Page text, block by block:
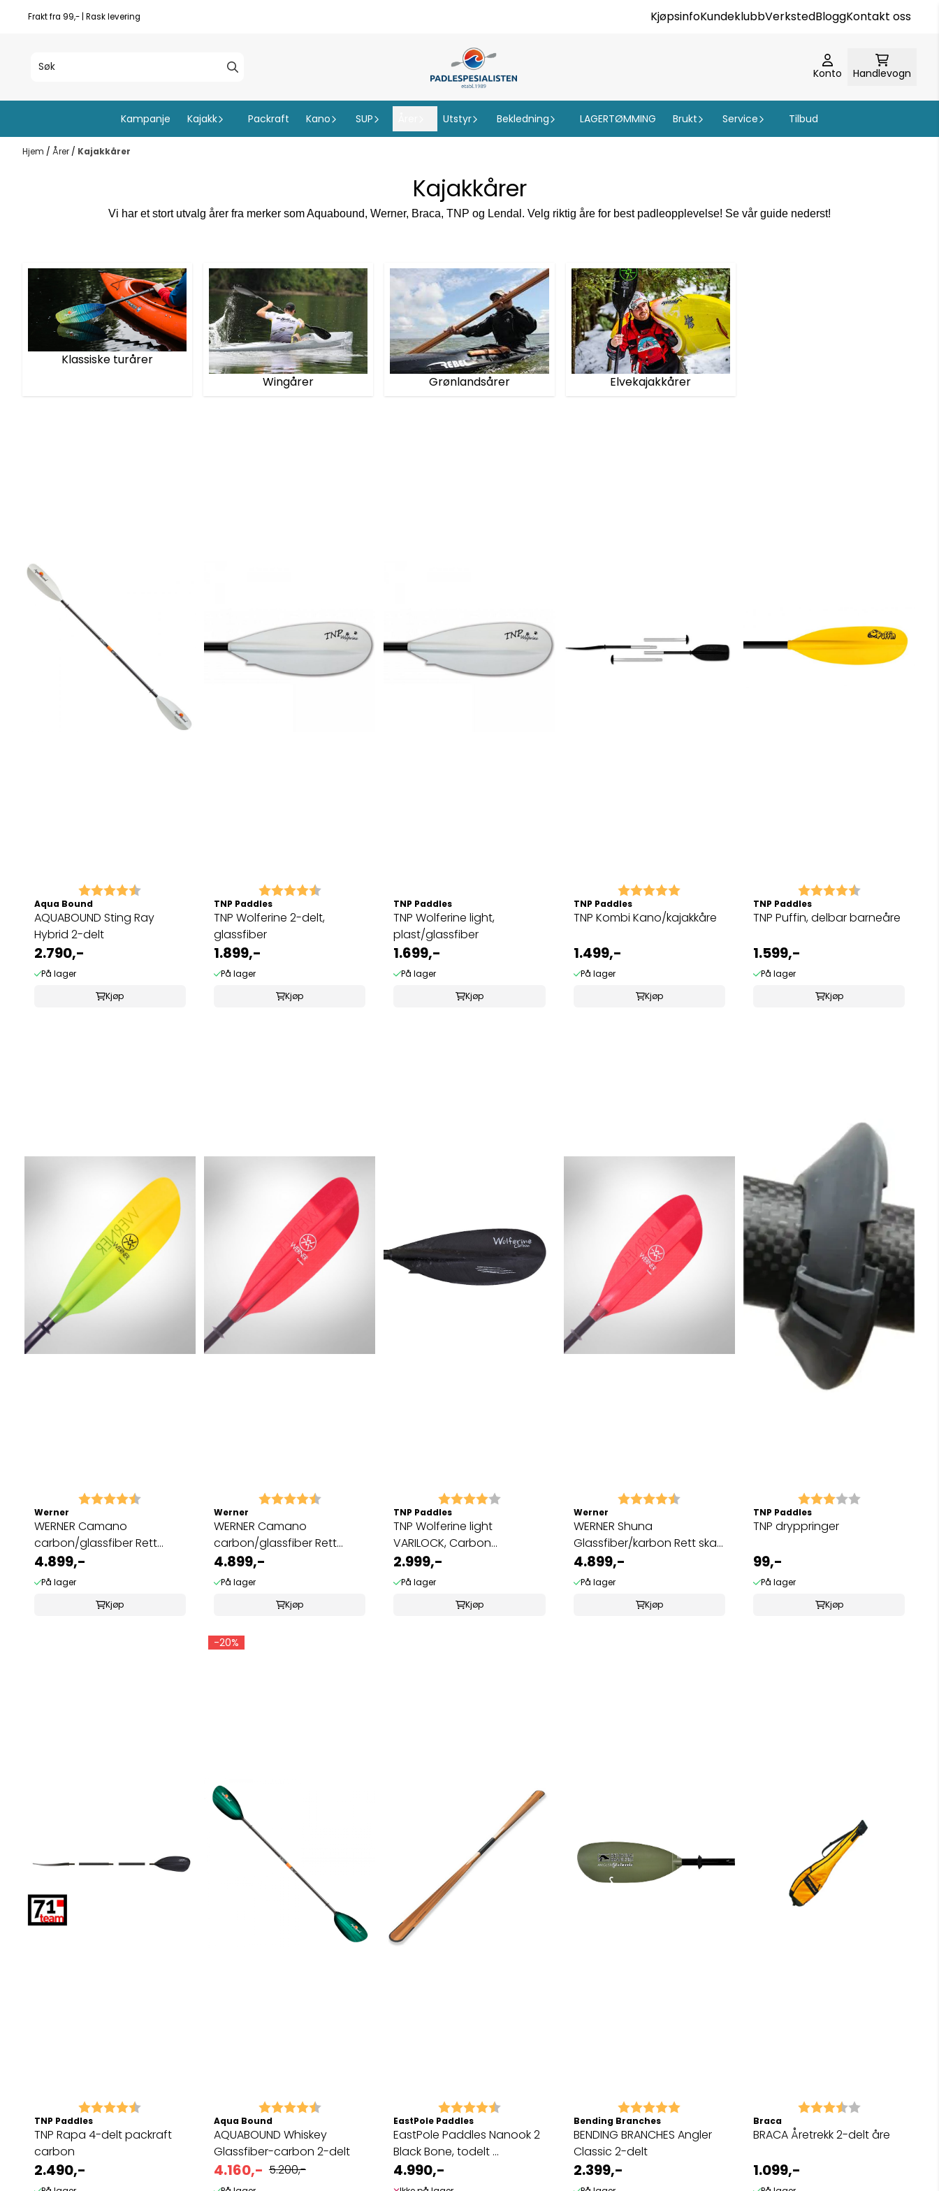
Hopp til innhold
Frakt fra 99,- | Rask levering KjøpsinfoKundeklubbVerkstedBloggKontakt oss
Konto Handlevogn
Kampanje Kajakk Packraft Kano SUP Utstyr Bekledning LAGERTØMMING Brukt Service Tilbud
Hjem / Årer / Kajakkårer
Kajakkårer
Vi har et stort utvalg årer fra merker som Aquabound, Werner, Braca, TNP og Lendal. Velg riktig åre for best padleopplevelse! Se vår guide nederst!
Klassiske turårer
Wingårer
Grønlandsårer Elvekajakkårer
Karakter:
Aqua Bound
AQUABOUND Sting Ray
Hybrid 2-delt
2.790,-
På lager
Kjøp
Karakter: 4.7 av 5 mulige
TNP Paddles
TNP Wolferine 2-delt,
glassfiber
1.899,-
På lager
Kjøp
TNP Paddles
TNP Wolferine light,
plast/glassfiber
1.699,-
På lager
Kjøp
Karakter:
TNP Paddles
TNP Kombi Kano/kajakkåre
1.499,-
På lager
Kjøp
Karakter: 4.3 av 5
TNP Paddles
TNP Puffin, delbar barneåre
1.599,-
På lager
Kjøp
Karakter:
Werner
WERNER Camano
carbon/glassfiber Rett
skaft CITRUS
4.899,-
På lager
Kjøp
Karakter: 4.8 av 5 mulige
Werner
WERNER Camano
carbon/glassfiber Rett
skaft RØD
4.899,-
På lager
Kjøp
Karakter: 4.0 av 5 mulige
TNP Paddles
TNP Wolferine light
VARILOCK, Carbon
polyamid
2.999,-
På lager
Kjøp
Karakter:
Werner
WERNER Shuna
Glassfiber/karbon Rett skaft
RØD
4.899,-
På lager
Kjøp
Karakter: 3.0 av 5
TNP Paddles
TNP dryppringer
99,-
På lager
Kjøp
Karakter:
TNP Paddles
TNP Rapa 4-delt packraft
carbon
2.490,-
-20%
Karakter: 4.3 av 5 mulige
Aqua Bound
AQUABOUND Whiskey
Glassfiber-carbon 2-delt
4.160,- 5.200,-
Karakter: 4.7 av 5 mulige
EastPole Paddles
EastPole Paddles Nanook 2
Black Bone, todelt ...
4.990,-
Karakter:
Bending Branches
BENDING BRANCHES Angler
Classic 2-delt
2.399,-
Karakter: 3.7 av 5
Braca
BRACA Åretrekk 2-delt åre
1.099,-